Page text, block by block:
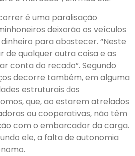
é uma paralisação
deixarão os veículos
para abastecer. “Neste
de qualquer outra coisa e as
conta do recado”. Segundo
decorre também, em alguma
estruturais dos
que, ao estarem atrelados
ou cooperativas, não têm
com o embarcador da carga.
ele, a falta de autonomia